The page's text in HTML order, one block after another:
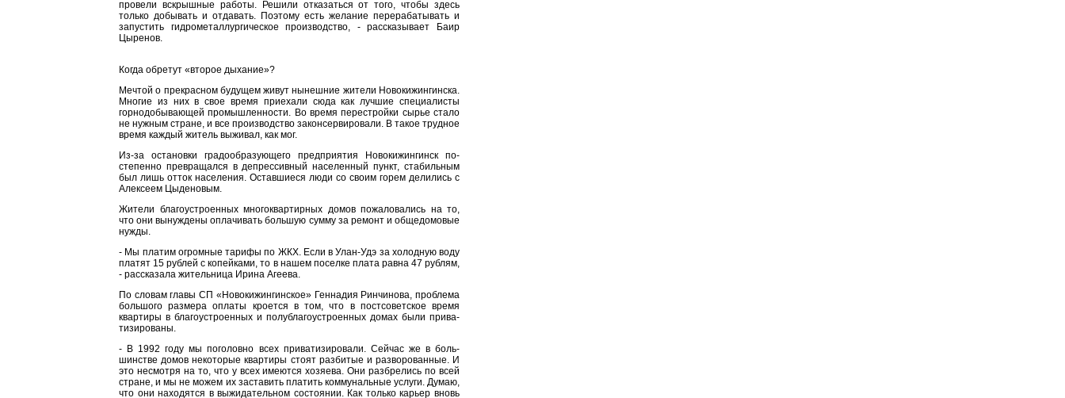
провели вскрыш­ные работы. Решили отказаться от того, чтобы здесь
только добывать и отдавать. Поэтому есть желание пере­рабатывать и
запустить гидрометал­лургическое производство, - рассказывает Баир
Цыренов.
Когда обретут «второе дыхание»?
Мечтой о прекрасном будущем жи­вут нынешние жители Новокижин­гинска.
Многие из них в свое время приехали сюда как лучшие специали­сты
горнодобывающей промышлен­ности. Во время перестройки сырье стало
не нужным стране, и все про­изводство законсервировали. В такое трудное
время каждый житель выживал, как мог.
Из-за остановки градообразующе­го предприятия Новокижингинск по­
степенно превращался в депрессив­ный населенный пункт, стабильным
был лишь отток населения. Оставши­еся люди со своим горем делились с
Алексеем Цыде­новым.
Жители благоустроенных много­квартирных домов пожаловались на то,
что они вынуждены оплачивать большую сумму за ремонт и общедо­мовые
нужды.
- Мы платим огромные тарифы по ЖКХ. Если в Улан-Удэ за холодную воду
платят 15 рублей с копейками, то в нашем поселке плата равна 47 ру­блям,
- рассказала жительница Ирина Агеева.
По словам главы СП «Новокижин­гинское» Геннадия Ринчинова, про­блема
большого размера оплаты кро­ется в том, что в постсоветское время
квартиры в благоустроенных и полу­благоустроенных домах были прива­
тизированы.
- В 1992 году мы поголовно всех приватизировали. Сейчас же в боль­
шинстве домов некоторые квартиры стоят разбитые и разворованные. И
это несмотря на то, что у всех имеются хозяева. Они разбрелись по всей
стра­не, и мы не можем их заставить пла­тить коммунальные услуги. Думаю,
что они находятся в выжидательном состоянии. Как только карьер вновь